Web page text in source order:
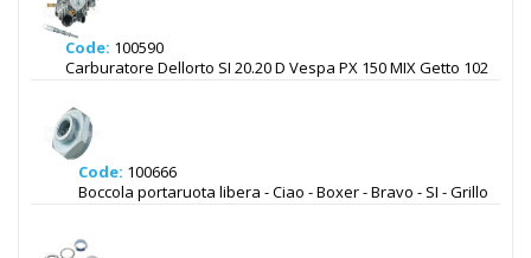
Code: 100590
Carburatore Dellorto SI 20.20 D Vespa PX 150 MIX Getto 102
Code: 100666
Boccola portaruota libera - Ciao - Boxer - Bravo - SI - Grillo